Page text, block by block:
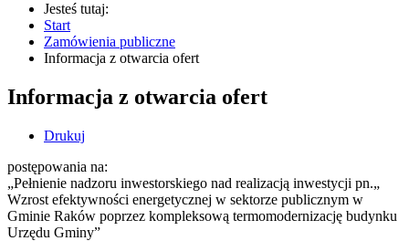
Jesteś tutaj:
Start
Zamówienia publiczne
Informacja z otwarcia ofert
Informacja z otwarcia ofert
Drukuj
postępowania na:
„Pełnienie nadzoru inwestorskiego nad realizacją inwestycji pn.„
Wzrost efektywności energetycznej w sektorze publicznym w
Gminie Raków poprzez kompleksową termomodernizację budynku
Urzędu Gminy”